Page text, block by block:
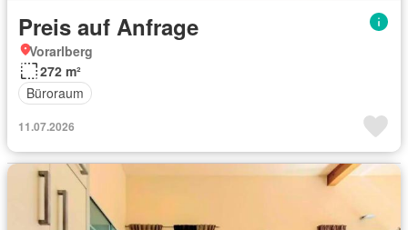
Preis auf Anfrage
Vorarlberg
272 m²
Büroraum
11.07.2026